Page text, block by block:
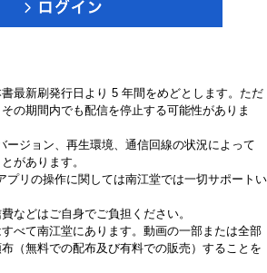
最新刷発行日より 5 年間をめどとします。ただ
の期間内でも配信を停止する可能性がありま
ージョン、再生環境、通信回線の状況によって
があります。
プリの操作に関しては南江堂では一切サポートい
などはご自身でご負担ください。
べて南江堂にあります。動画の一部または全部
（無料での配布及び有料での販売）することを